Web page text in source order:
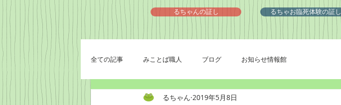
るちゃんの証し るちゃお臨死体験の証し
全ての記事 みことば職人 ブログ お知らせ情報館
るちゃん 2019年5月8日